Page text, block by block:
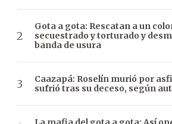
Gota a gota: Rescatan a un
secuestrado y torturado y
banda de usura
Caazapá: Roselín murió por
sufrió tras su deceso, según